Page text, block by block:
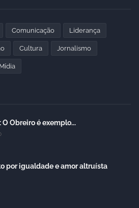
Comunicação Liderança
Cultura Jornalismo
Mídia
O Obreiro é exemplo...
por igualdade e amor altruísta